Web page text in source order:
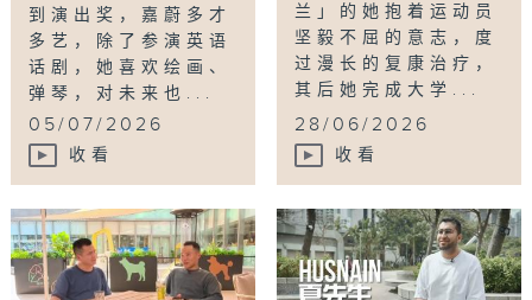
到演出奖，嘉蔚多才
多艺，除了参演英语
话剧，她喜欢绘画、
弹琴，对未来也...
05/07/2026
收看
兰」的她抱着运动员
坚毅不屈的意志，度
过漫长的复康治疗，
其后她完成大学...
28/06/2026
收看